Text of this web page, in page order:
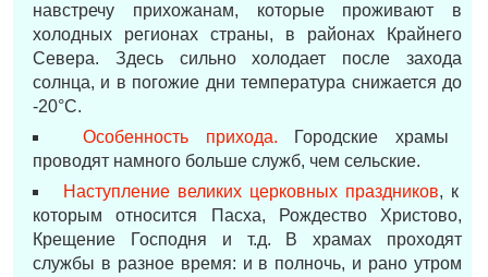
навстречу прихожанам, которые проживают в
холодных регионах страны, в районах Крайнего
Севера. Здесь сильно холодает после захода
солнца, и в погожие дни температура снижается до
-20°С.
Особенность прихода. Городские храмы
проводят намного больше служб, чем сельские.
Наступление великих церковных праздников, к
которым относится Пасха, Рождество Христово,
Крещение Господня и т.д. В храмах проходят
службы в разное время: и в полночь, и рано утром